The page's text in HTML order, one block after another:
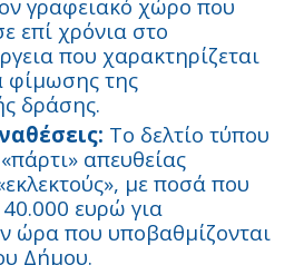
γραφειακό χώρο που
επί χρόνια στο
που χαρακτηρίζεται
φίμωσης της
δράσης.
Το δελτίο τύπου
απευθείας
με ποσά που
ευρώ για
ώρα που υποβαθμίζονται
Δήμου.